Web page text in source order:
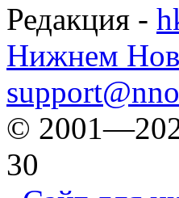
Редакция -
Нижнем
©
30